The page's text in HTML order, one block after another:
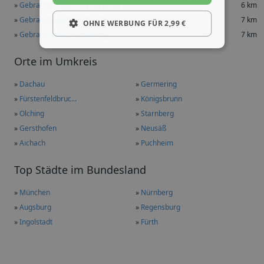
»Gebrauchtwagen in Eurasburg
6 km
»Gebrauchtwagen in Dasing
7 km
»Gebrauchtwagen in Mering 7 km
Orte im Umkreis
» Dachau »Germering
» Fürstenfeldbruc... » Königsbrunn
»Olching »Starnberg
»Gersthofen » Neusäß
»Aichach » Puchheim
Top Städte im Bundesland
» München » Nürnberg
»Augsburg » Regensburg
»Ingolstadt » Fürth
OHNE WERBUNG FÜR 2,99 €